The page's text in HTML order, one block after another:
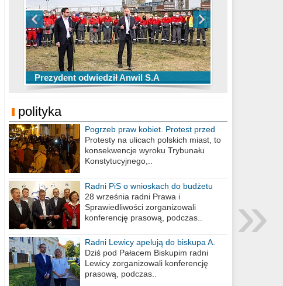
Prezydent odwiedził Anwil S.A
TOP 10 przechwytów Anwilu Włocławek
w EBL w sezonie 2019/2020
TOP 5 rzutów Anwilu Włocławek w BCL
w sezonie 2019/2020
polityka
Pogrzeb praw kobiet. Protest przed
biurem poselskim PiS
Protesty na ulicach polskich miast, to
konsekwencje wyroku Trybunału
Konstytucyjnego,..
Radni PiS o wnioskach do budżetu
miasta na 2021 rok
28 września radni Prawa i
Sprawiedliwości zorganizowali
konferencję prasową, podczas..
Radni Lewicy apelują do biskupa A.
Wiesława Meringa
Dziś pod Pałacem Biskupim radni
Lewicy zorganizowali konferencję
prasową, podczas..
»